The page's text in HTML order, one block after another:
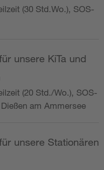
(30 Std.Wo.), SOS-
unsere KiTa und
(20 Std./Wo.), SOS-
am Ammersee
unsere Stationären